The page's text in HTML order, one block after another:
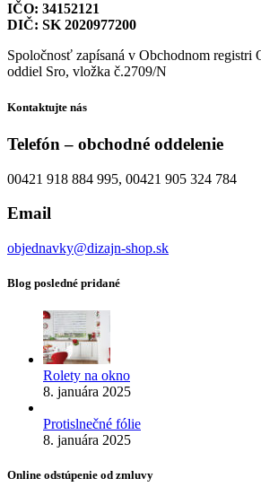
IČO: 34152121
DIČ: SK 2020977200
Spoločnosť zapísaná v Obchodnom registri
oddiel Sro, vložka č.2709/N
Kontaktujte nás
Telefón – obchodné oddelenie
00421 918 884 995, 00421 905 324 784
Email
objednavky@dizajn-shop.sk
Blog posledné pridané
Rolety na okno
8. januára 2025
Protislnečné fólie
8. januára 2025
Online odstúpenie od zmluvy